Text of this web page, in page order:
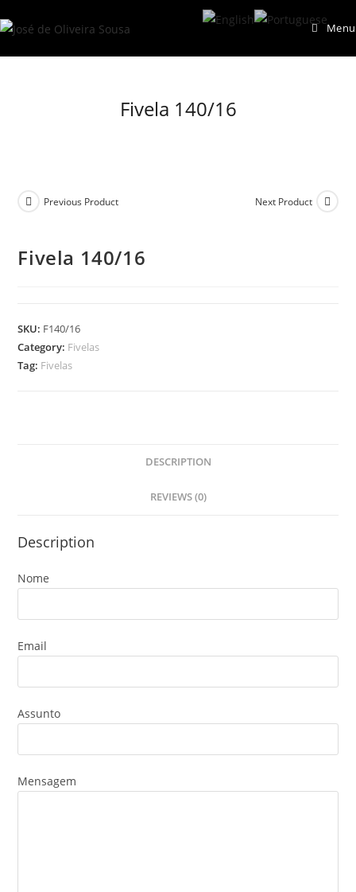
to
Menu
Fivela 140/16
Previous Product Next Product
Fivela 140/16
SKU: F140/16
Category: Fivelas
Tag: Fivelas
DESCRIPTION
REVIEWS (0)
Description
Nome
Email
Assunto
Mensagem